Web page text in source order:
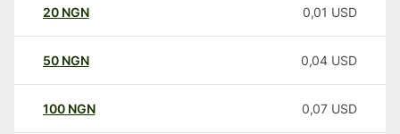
20 NGN 0,01 USD
50 NGN 0,04 USD
100 NGN 0,07 USD